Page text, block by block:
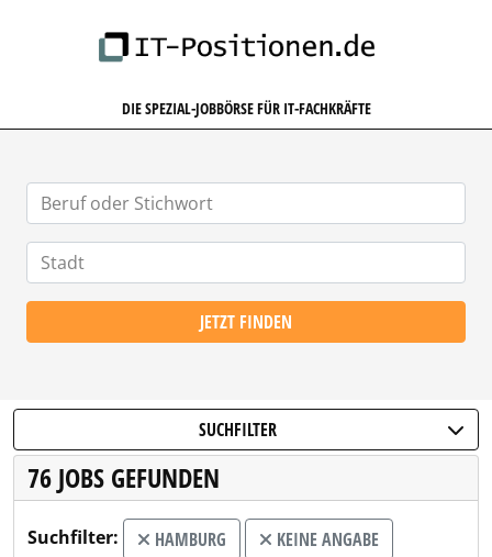
DIE SPEZIAL-JOBBÖRSE FÜR IT-FACHKRÄFTE
JETZT FINDEN
SUCHFILTER
76 JOBS GEFUNDEN
Suchfilter: HAMBURG KEINE ANGABE